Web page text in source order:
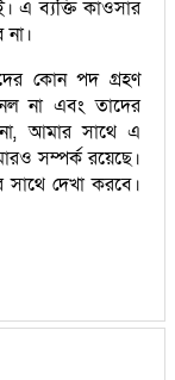
এ ব্যক্তি কাওসার
কোন পদ গ্রহণ
না এবং তাদের
না, আমার সাথে এ
সম্পর্ক রয়েছে।
দেখা করবে।